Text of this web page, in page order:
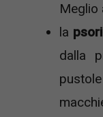
Meglio
la
dalla